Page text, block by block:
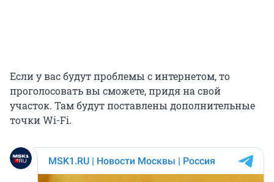
Если у вас будут проблемы с интернетом, то
проголосовать вы сможете, придя на свой
участок. Там будут поставлены дополнительные
точки Wi-Fi.